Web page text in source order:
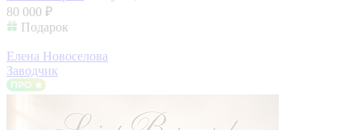
80 000 ₽
Подарок
Елена Новоселова
Заводчик